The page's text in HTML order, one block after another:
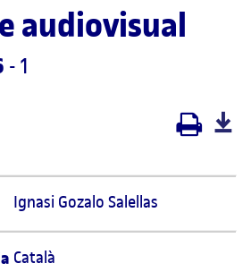
audiovisual
- 1
Ignasi Gozalo Salellas
Català